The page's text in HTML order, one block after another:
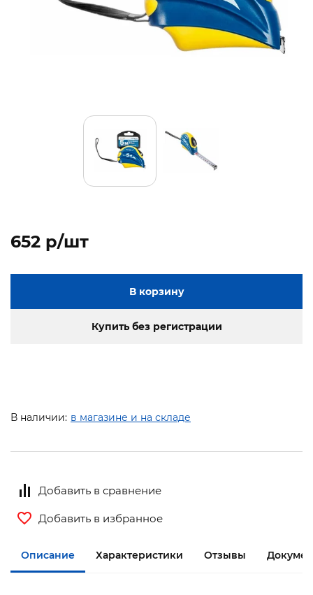
652 p/шт
В корзину
Купить без регистрации
В наличии: в магазине и на складе
Добавить в сравнение
Добавить в избранное
Описание Характеристики Отзывы